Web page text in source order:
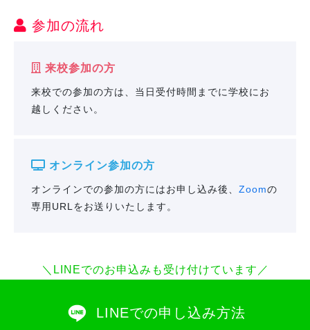
参加の流れ
来校参加の方
来校での参加の方は、当日受付時間までに学校にお
越しください。
オンライン参加の方
オンラインでの参加の方にはお申し込み後、 Zoomの
専用URLをお送りいたします。
＼LINEでのお申込みも受け付けています／
LINEでの申し込み方法